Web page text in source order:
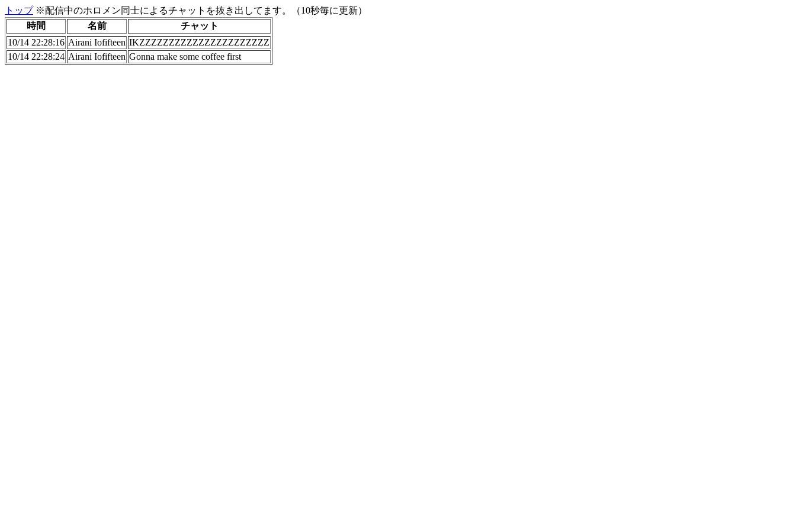
トップ※配信中のホロメン同士によるチャットを抜き出してます。（10秒毎に更新）
時間
名前
チャット
10/14 22:28:16 Airani Iofifteen IKZZZZZZZZZZZZZZZZZZZZZZ
10/14 22:28:24 Airani Iofifteen Gonna make some coffee first